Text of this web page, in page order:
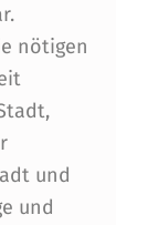
nötigen
und
und